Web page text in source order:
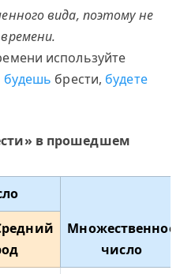
вида, поэтому не
используйте
будешь брести, будете
в прошедшем
Множественное
число